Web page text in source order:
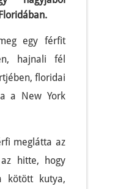
egy férfit
hajnali fél
floridai
a New York
meglátta az
hitte, hogy
kötött kutya,